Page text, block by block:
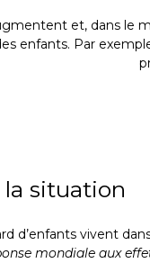
et, dans le
enfants. Par
la situation
d’enfants vivent
mondiale aux